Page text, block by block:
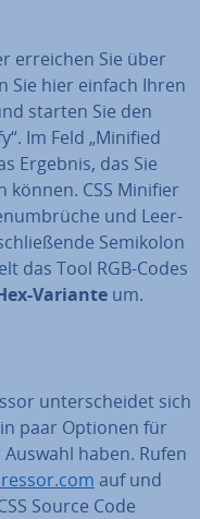
erreichen Sie über
Sie hier einfach Ihren
starten Sie den
Im Feld „Minified
Ergebnis, das Sie
CSS Minifier
und Leer­
Semikolon
das Tool RGB-Codes
Variante um.
un­ter­schei­det sich
paar Optionen für
haben. Rufen
auf und
Source Code